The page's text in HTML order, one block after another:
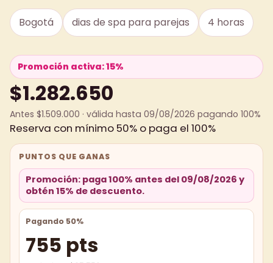
Bogotá dias de spa para parejas 4 horas
Promoción activa: 15%
$1.282.650
Antes $1.509.000 · válida hasta 09/08/2026 pagando 100%
Reserva con mínimo 50% o paga el 100%
PUNTOS QUE GANAS
Promoción: paga 100% antes del 09/08/2026 y
obtén 15% de descuento.
Pagando 50%
755 pts